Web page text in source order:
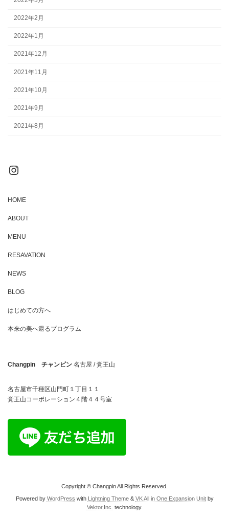
2022年2月
2022年1月
2021年12月
2021年11月
2021年10月
2021年9月
2021年8月
Instagram
HOME
ABOUT
MENU
RESAVATION
NEWS
BLOG
はじめての方へ
本来の美へ還るプログラム
Changpin チャンピン 名古屋 / 覚王山
名古屋市千種区山門町１丁目１１
覚王山コーポレーション４階４４号室
Copyright © Changpin All Rights Reserved.
Powered by WordPress with Lightning Theme& VK All in One Expansion Unitby
Vektor,Inc. technology.